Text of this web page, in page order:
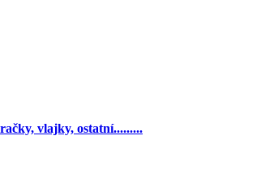
vlajky, ostatní.........